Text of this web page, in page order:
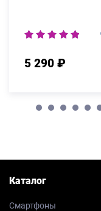
5 290 ₽
Каталог
Смартфоны